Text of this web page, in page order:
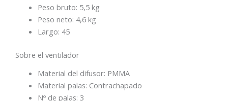
Peso bruto: 5,5 kg
Peso neto: 4,6 kg
Largo: 45
Sobre el ventilador
Material del difusor: PMMA
Material palas: Contrachapado
Nº de palas: 3